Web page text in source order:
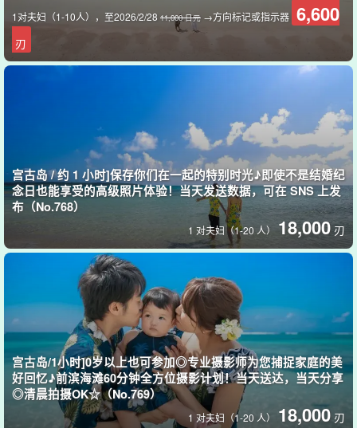
提供接送服务，让您轻松愉快。
包括接送服务所以移动起来很方便。
拍摄结束后，您可以在当地著名的咖啡馆或餐厅放松一下。午餐享
受以下内容
您可以在奢华中度过充满旅游气息的一天、特别摄影之旅 规定
1对夫妇（1-10人），至2026/2/28 11,000 日元 →方向标记或指示器 6,600
刃
宫古岛 / 约 1 小时]保存你们在一起的特别时光♪即使不是结婚纪
念日也能享受的高级照片体验！当天发送数据，可在 SNS 上发
布（No.768）
1 对夫妇（1-20 人）18,000 刃
宫古岛/1小时]0岁以上也可参加◎专业摄影师为您捕捉家庭的美
好回忆♪前滨海滩60分钟全方位摄影计划！当天送达，当天分享
◎清晨拍摄OK☆（No.769）
1 对夫妇（1-20 人） 18,000 刃